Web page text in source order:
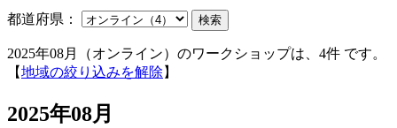
都道府県： 検索
2025年08月（オンライン）のワークショップは、4件 です。
【地域の絞り込みを解除 】
2025年08月